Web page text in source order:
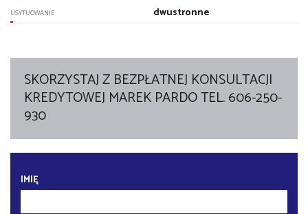
USYTUOWANIE dwustronne
SKORZYSTAJ Z BEZPŁATNEJ KONSULTACJI
KREDYTOWEJ MAREK PARDO TEL. 606-250-
930
IMIĘ